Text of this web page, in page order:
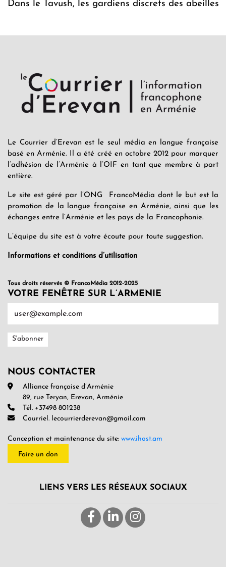
Dans le Tavush, les gardiens discrets des abeilles
Le Courrier d’Erevan est le seul média en langue française
basé en Arménie. Il a été créé en octobre 2012 pour marquer
l’adhésion de l’Arménie à l’OIF en tant que membre à part
entière.
Le site est géré par l’ONG FrancoMédia dont le but est la
promotion de la langue française en Arménie, ainsi que les
échanges entre l’Arménie et les pays de la Francophonie.
L’équipe du site est à votre écoute pour toute suggestion.
Informations et conditions d’utilisation
Tous droits réservés © FrancoMédia 2012-2025
VOTRE FENÊTRE SUR L’ARMENIE
NOUS CONTACTER
Alliance française d’Arménie
89, rue Teryan, Erevan, Arménie
Tél. +37498 801238
Courriel. lecourrierderevan@gmail.com
Conception et maintenance du site: www.ihost.am
Faire un don
LIENS VERS LES RÉSEAUX SOCIAUX